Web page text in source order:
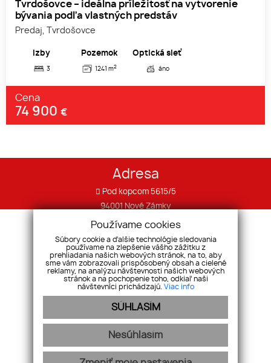
Tvrdošovce – ideálna príležitosť na vytvorenie
bývania podľa vlastných predstáv
Predaj, Tvrdošovce
Izby
3
Pozemok
1241 m2
Optická sieť
áno
Cena
74 900 €
Adresa
Pod kopcom 5615/5
94001 Nové Zámky
IČO: 36566969 DIČ: 2021922551
Telefón
+421 905 144 110
E-mail
info@komplexreality.sk
Úvod
Financovanie
Používame cookies
Súbory cookie a ďalšie technológie sledovania
používame na zlepšenie vášho zážitku z
prehliadania našich webových stránok, na to, aby
sme vám zobrazovali prispôsobený obsah a cielené
reklamy, na analýzu návštevnosti našich webových
stránok a na pochopenie toho, odkiaľ naši
návštevníci prichádzajú. Viac info
SÚHLASÍM
Nesúhlasím